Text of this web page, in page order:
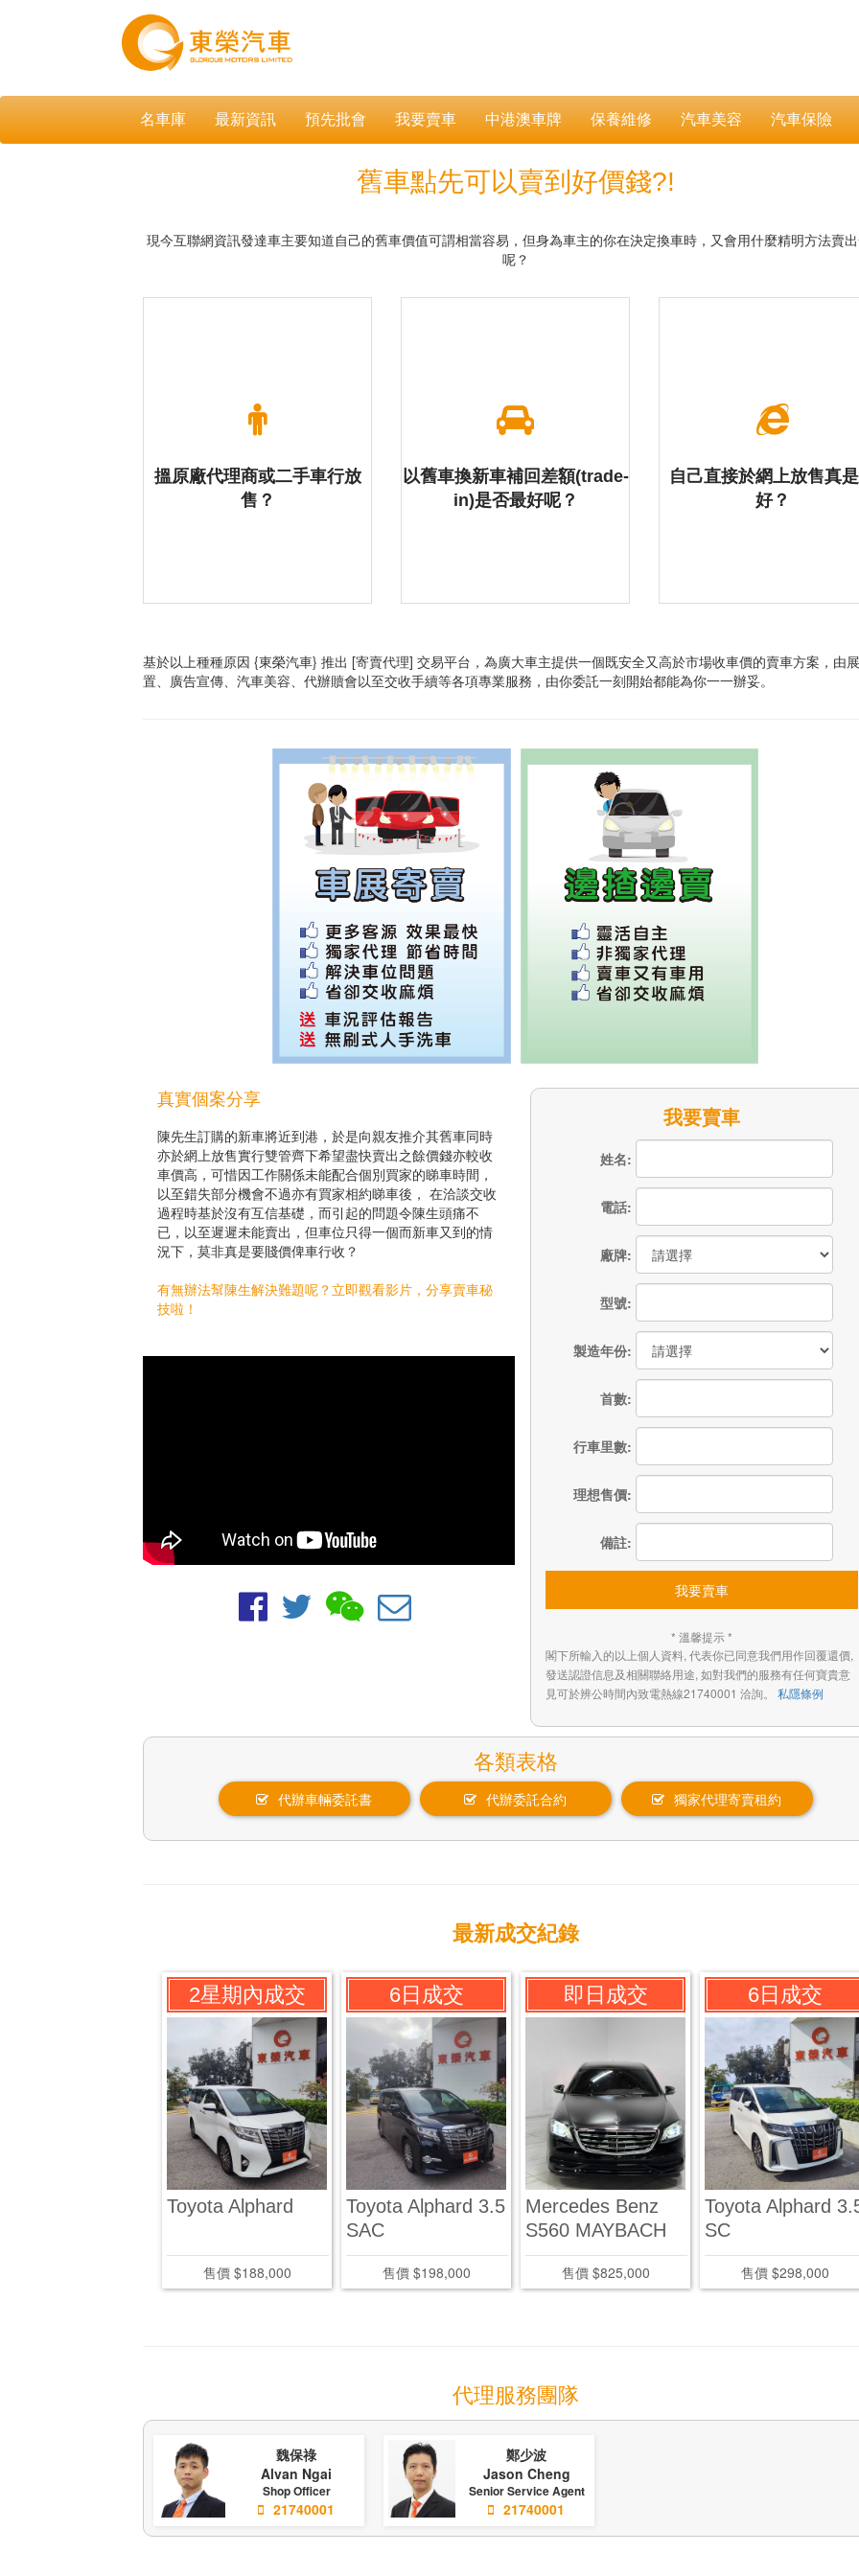
名車庫 最新資訊 預先批會 我要賣車 中港澳車牌 保養維修 汽車美容 汽車保險
舊車點先可以賣到好價錢?!
現今互聯網資訊發達車主要知道自己的舊車價值可謂相當容易，但身為車主的你在決定換車時，又會用什麼精明方法賣
呢？
搵原廠代理商或二手車行放
售？
以舊車換新車補回差額(trade-
in)是否最好呢？
自己直接於網上放售真
好？
基於以上種種原因 {東榮汽車} 推出 [寄賣代理] 交易平台，為廣大車主提供一個既安全又高於市場收車價的賣車方案，由
置、廣告宣傳、汽車美容、代辦贖會以至交收手續等各項專業服務，由你委託一刻開始都能為你一一辦妥。
真實個案分享
陳先生訂購的新車將近到港，於是向親友推介其舊車同時
亦於網上放售實行雙管齊下希望盡快賣出之餘價錢亦較收
車價高，可惜因工作關係未能配合個別買家的睇車時間，
以至錯失部分機會不過亦有買家相約睇車後， 在洽談交收
過程時基於沒有互信基礎，而引起的問題令陳生頭痛不
已，以至遲遲未能賣出，但車位只得一個而新車又到的情
況下，莫非真是要賤價俾車行收？
有無辦法幫陳生解決難題呢？立即觀看影片，分享賣車秘
技啦！
我要賣車
姓名:
電話:
廠牌:
型號:
製造年份:
首數:
行車里數:
理想售價:
備註:
我要賣車
* 溫馨提示 *
閣下所輸入的以上個人資料, 代表你已同意我們用作回覆還價,
發送認證信息及相關聯絡用途, 如對我們的服務有任何寶貴意
見可於辨公時間內致電熱線21740001 洽詢。
私隱條例
各類表格
代辦車輛委託書 代辦委託合約 獨家代理寄賣租約
最新成交紀錄
2星期內成交
Toyota Alphard
售價 $188,000
6日成交
Toyota Alphard 3.5
SAC
售價 $198,000
即日成交
Mercedes Benz
S560 MAYBACH
售價 $825,000
6日成交
Toyota Alphard
SC
售價 $298,000
代理服務團隊
魏保祿
Alvan Ngai
Shop Officer
21740001
鄭少波
Jason Cheng
Senior Service Agent
21740001